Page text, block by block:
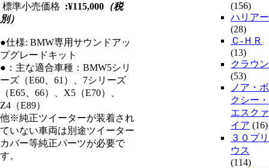
標準小売価格 :¥115,000 （税
別）
●仕様: BMW専用サウンドアッ
プグレードキット
●：主な適合車種：BMW5シリ
ーズ（E60、61）、7シリーズ
（E65、66）、X5（E70）、
Z4（E89）
他※純正ツイーターが装着され
ていない車両は別途ツイーター
カバー等純正パーツが必要で
す。
(156)
ハリアー
(28)
Ｃ-ＨＲ
(13)
クラウン
(53)
ノア・ボ
クシー・
エスクァ
イア (16)
３０プリ
ウス
(114)